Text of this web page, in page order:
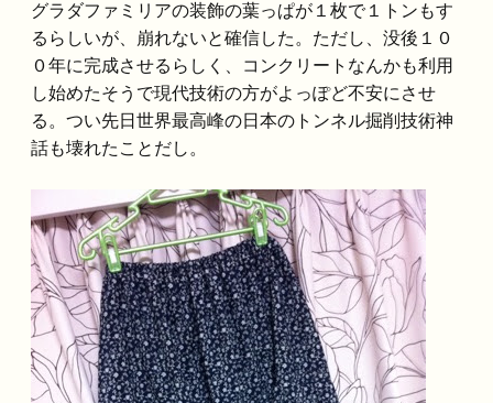
グラダファミリアの装飾の葉っぱが１枚で１トンもす
るらしいが、崩れないと確信した。ただし、没後１０
０年に完成させるらしく、コンクリートなんかも利用
し始めたそうで現代技術の方がよっぽど不安にさせ
る。つい先日世界最高峰の日本のトンネル掘削技術神
話も壊れたことだし。